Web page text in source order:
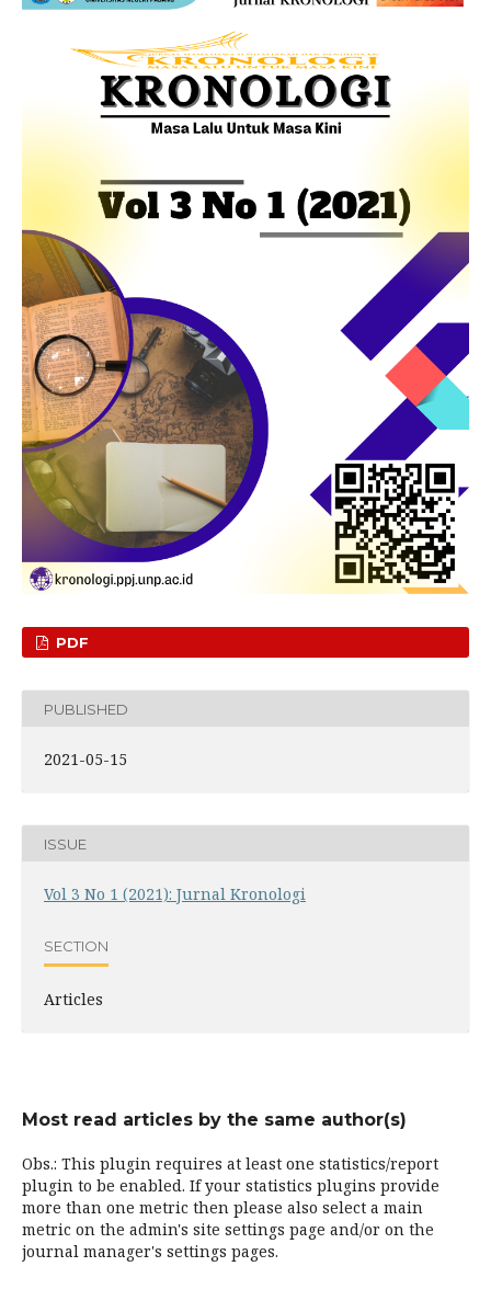
PDF
PUBLISHED
2021-05-15
ISSUE
Vol 3 No 1 (2021): Jurnal Kronologi
SECTION
Articles
Most read articles by the same author(s)
Obs.: This plugin requires at least one statistics/report
plugin to be enabled. If your statistics plugins provide
more than one metric then please also select a main
metric on the admin's site settings page and/or on the
journal manager's settings pages.